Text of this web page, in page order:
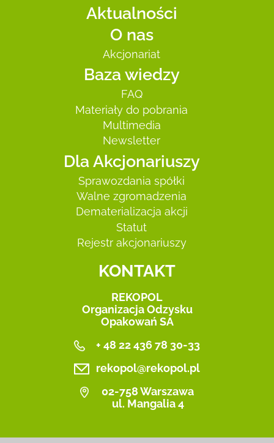
Aktualności
O nas
Akcjonariat
Baza wiedzy
FAQ
Materiały do pobrania
Multimedia
Newsletter
Dla Akcjonariuszy
Sprawozdania spółki
Walne zgromadzenia
Dematerializacja akcji
Statut
Rejestr akcjonariuszy
KONTAKT
REKOPOL
Organizacja Odzysku
Opakowań SA
+ 48 22 436 78 30-33
rekopol@rekopol.pl
02-758 Warszawa
ul. Mangalia 4